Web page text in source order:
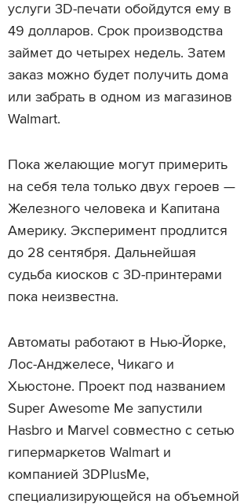
услуги 3D-печати обойдутся ему в
49 долларов. Срок производства
займет до четырех недель. Затем
заказ можно будет получить дома
или забрать в одном из магазинов
Walmart.
Пока желающие могут примерить
на себя тела только двух героев —
Железного человека и Капитана
Америку. Эксперимент продлится
до 28 сентября. Дальнейшая
судьба киосков с 3D-принтерами
пока неизвестна.
Автоматы работают в Нью-Йорке,
Лос-Анджелесе, Чикаго и
Хьюстоне. Проект под названием
Super Awesome Me запустили
Hasbro и Marvel совместно с сетью
гипермаркетов Walmart и
компанией 3DPlusMe,
специализирующейся на объемной